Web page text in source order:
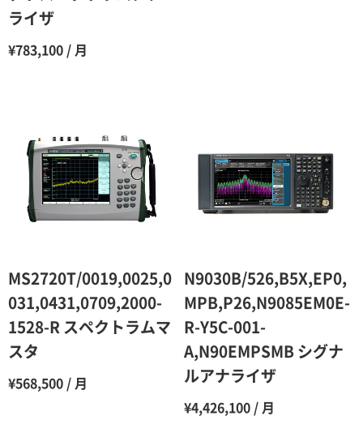
ライザ
¥783,100 / 月
MS2720T/0019,0025,0
031,0431,0709,2000-
1528-R スペクトラムマ
スタ
¥568,500 / 月
N9030B/526,B5X,EP0,
MPB,P26,N9085EM0E-
R-Y5C-001-
A,N90EMPSMB シグナ
ルアナライザ
¥4,426,100 / 月